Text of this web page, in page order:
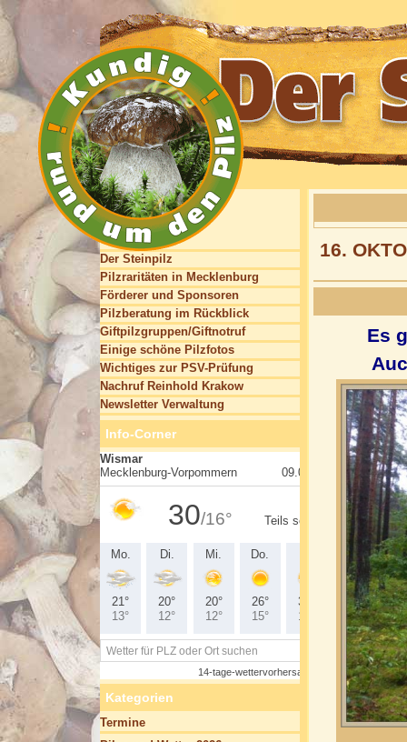
16.
Es
Der Steinpilz
Pilzraritäten in Mecklenburg
Förderer und Sponsoren
Pilzberatung im Rückblick
Giftpilzgruppen/Giftnotruf
Einige schöne Pilzfotos
Wichtiges zur PSV-Prüfung
Nachruf Reinhold Krakow
Newsletter Verwaltung
Info-Corner
Kategorien
Termine